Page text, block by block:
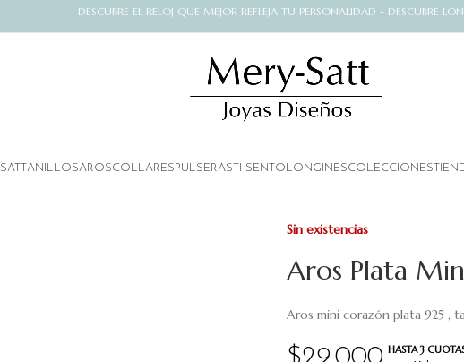
DESCUBRE EL RELOJ QUE MEJOR REFLEJA TU PERSONALIDAD - DESCUBRE
ANILLOSAROSCOLLARES PULSERASTI SENTO LONGINESCOLECCIONES
Aros Plata
HASTA 3
Aros mini corazón plata 925 ,
Sin existencias